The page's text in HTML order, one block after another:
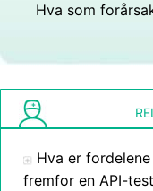
Hva som
Hva er
fremfor en API-